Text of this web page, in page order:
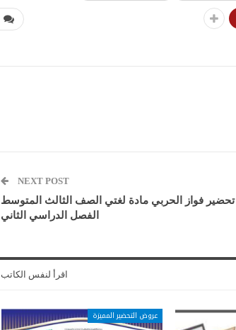
NEXT POST
تحضير فواز الحربي مادة لغتي الصف الثالث المتوسط
الفصل الدراسي الثاني
اقرأ لنفس الكاتب
عروض التحضير المميزة